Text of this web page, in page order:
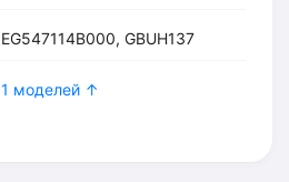
EG547114B000, GBUH137
1 моделей ↑